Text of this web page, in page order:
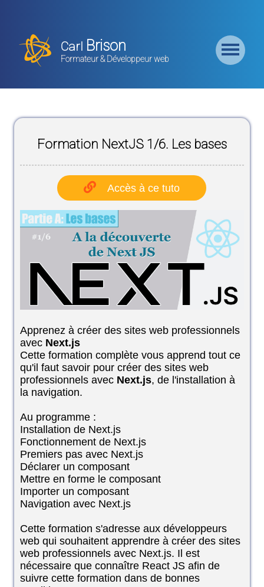
Carl Brison
Formateur & Développeur web
Formation
Backend
Formation
Formation
Logiciel
Liste des
Bundles
Formation NextJS 1/6. Les bases
Accès à ce tuto
Apprenez à créer des sites web professionnels
avec Next.js
Cette formation complète vous apprend tout ce
qu'il faut savoir pour créer des sites web
professionnels avec Next.js, de l'installation à
la navigation.
Au programme :
Installation de Next.js
Fonctionnement de Next.js
Premiers pas avec Next.js
Déclarer un composant
Mettre en forme le composant
Importer un composant
Navigation avec Next.js
Cette formation s'adresse aux développeurs
web qui souhaitent apprendre à créer des sites
web professionnels avec Next.js. Il est
nécessaire que connaître React JS afin de
suivre cette formation dans de bonnes